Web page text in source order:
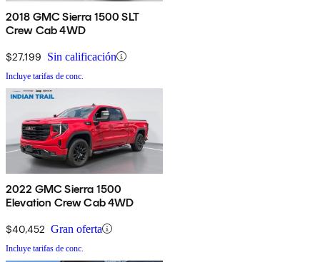
2018 GMC Sierra 1500 SLT
Crew Cab 4WD
$27,199 Sin calificación
Incluye tarifas de conc.
2022 GMC Sierra 1500
Elevation Crew Cab 4WD
$40,452 Gran oferta
Incluye tarifas de conc.